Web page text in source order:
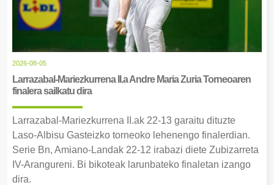
2026-08-05
Larrazabal-Mariezkurrena II.a Andre Maria Zuria Torneoaren
finalera sailkatu dira
Larrazabal-Mariezkurrena II.ak 22-13 garaitu dituzte
Laso-Albisu Gasteizko torneoko lehenengo finalerdian.
Serie Bn, Amiano-Landak 22-12 irabazi diete Zubizarreta
IV-Arangureni. Bi bikoteak larunbateko finaletan izango
dira.